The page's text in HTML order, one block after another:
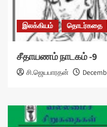
இலக்கியம் தொடர்கதை
சீதாயணம் நாடகம் -9
சி.ஜெயபாரதன்